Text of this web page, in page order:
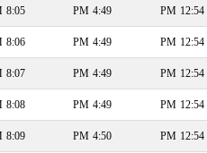
12:54 PM
4:49 PM
8:05 PM
12:54 PM
4:49 PM
8:06 PM
12:54 PM
4:49 PM
8:07 PM
12:54 PM
4:49 PM
8:08 PM
12:54 PM
4:50 PM
8:09 PM